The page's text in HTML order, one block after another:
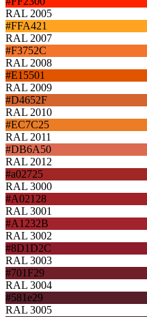
RAL 2005
#FFA421
RAL 2007
#F3752C
RAL 2008
#E15501
RAL 2009
#D4652F
RAL 2010
#EC7C25
RAL 2011
#DB6A50
RAL 2012
#a02725
RAL 3000
#A02128
RAL 3001
#A1232B
RAL 3002
#8D1D2C
RAL 3003
#701F29
RAL 3004
#581e29
RAL 3005